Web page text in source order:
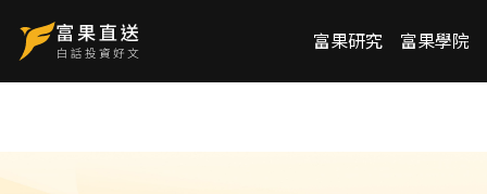
富果研究 富果學院